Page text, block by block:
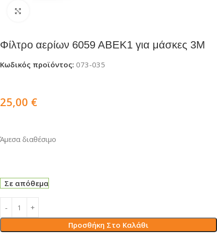
Φίλτρο αερίων 6059 ΑΒΕΚ1 για μάσκες 3M
Κωδικός προϊόντος: 073-035
25,00 €
Άμεσα διαθέσιμο
Σε απόθεμα
Προσθήκη Στο Καλάθι